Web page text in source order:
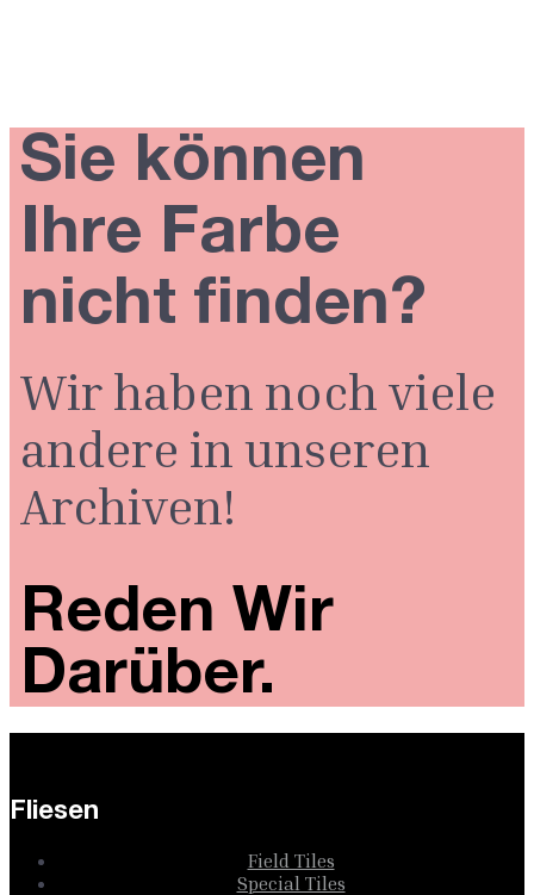
Sie können
Ihre Farbe
nicht finden?
Wir haben noch viele
andere in unseren
Archiven!
Reden Wir
Darüber.
Fliesen
Field Tiles
Special Tiles